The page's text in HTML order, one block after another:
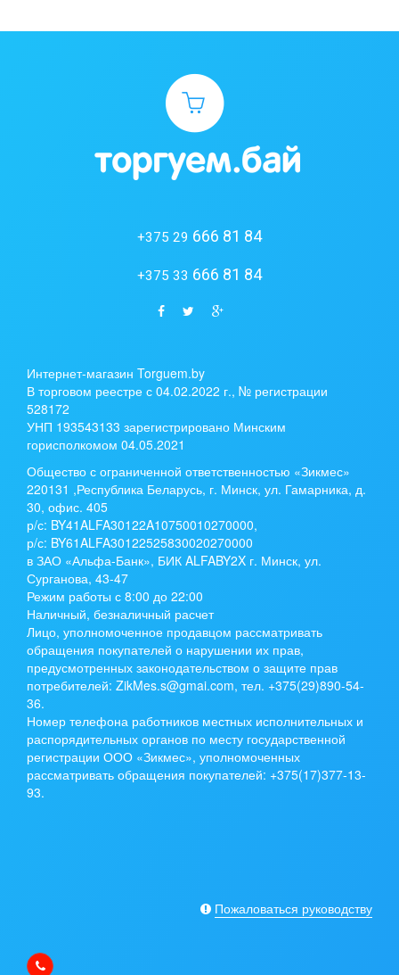
+375 29 666 81 84
+375 33 666 81 84
Интернет-магазин Torguem.by
В торговом реестре с 04.02.2022 г., № регистрации
528172
УНП 193543133 зарегистрировано Минским
горисполкомом 04.05.2021
Общество с ограниченной ответственностью «Зикмес»
220131 ,Республика Беларусь, г. Минск, ул. Гамарника, д.
30, офис. 405
р/с: BY41ALFA30122A10750010270000,
р/с: BY61ALFA30122525830020270000
в ЗАО «Альфа-Банк», БИК ALFABY2X г. Минск, ул.
Сурганова, 43-47
Режим работы с 8:00 до 22:00
Наличный, безналичный расчет
Лицо, уполномоченное продавцом рассматривать
обращения покупателей о нарушении их прав,
предусмотренных законодательством о защите прав
потребителей: ZikMes.s@gmai.com, тел. +375(29)890-54-
36.
Номер телефона работников местных исполнительных и
распорядительных органов по месту государственной
регистрации ООО «Зикмес», уполномоченных
рассматривать обращения покупателей: +375(17)377-13-
93.
Пожаловаться руководству